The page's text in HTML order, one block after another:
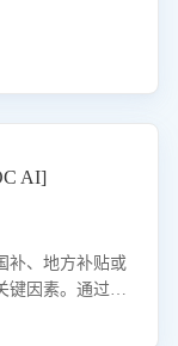
AI]
补、地方补贴或
键因素。通过AI